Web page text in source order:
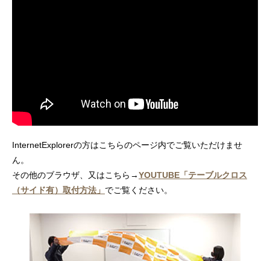
InternetExplorerの方はこちらのページ内でご覧いただけませ
ん。
その他のブラウザ、又はこちら→YOUTUBE「テーブルクロス
（サイド有）取付方法」 でご覧ください。